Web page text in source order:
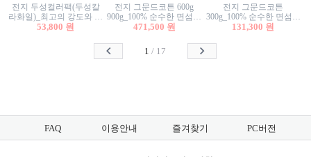
전지 두성컬러팩(두성칼
라화일)_최고의 강도와 평
활성을 지닌 다양한 컬러
53,800 원
전지 그문드코튼 600g
900g_100% 순수한 면섬유
로 만든 친환경프리미엄
471,500 원
전지 그문드코튼
300g_100% 순수한 면섬유
로 만든 친환경프리미엄
131,300 원
1 / 17
FAQ 이용안내 즐겨찾기 PC버전